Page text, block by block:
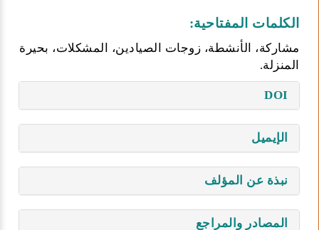
الكلمات المفتاحية:
مشاركة، الأنشطة، زوجات الصيادين، المشكلات، بحيرة
المنزلة.
DOI
الإيميل
نبذة عن المؤلف
المصادر والمراجع